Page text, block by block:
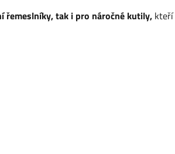
řemeslníky, tak i pro náročné kutily, kteří